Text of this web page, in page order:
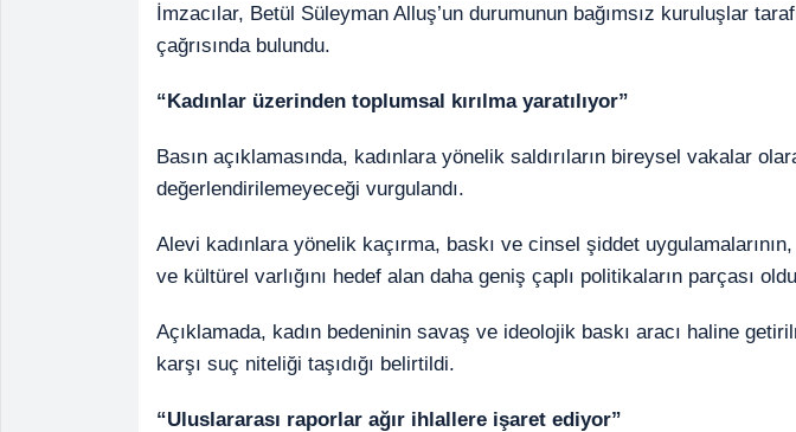
İmzacılar, Betül Süleyman Alluş’un durumunun bağımsız kuruluşlar
çağrısında bulundu.
“Kadınlar üzerinden toplumsal kırılma yaratılıyor”
Basın açıklamasında, kadınlara yönelik saldırıların bireysel vakalar
değerlendirilemeyeceği vurgulandı.
Alevi kadınlara yönelik kaçırma, baskı ve cinsel şiddet
ve kültürel varlığını hedef alan daha geniş çaplı politikaların parçası
Açıklamada, kadın bedeninin savaş ve ideolojik baskı aracı haline
karşı suç niteliği taşıdığı belirtildi.
“Uluslararası raporlar ağır ihlallere işaret ediyor”